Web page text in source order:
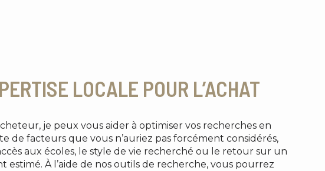
LOCALE POUR L’ACHAT
je peux vous aider à optimiser vos recherches en
de facteurs que vous n’auriez pas forcément considérés,
aux écoles, le style de vie recherché ou le retour sur un
estimé. À l’aide de nos outils de recherche, vous pourrez